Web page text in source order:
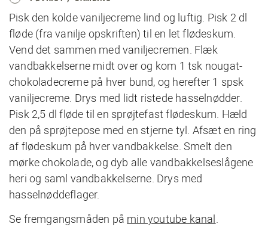
Pisk den kolde vaniljecreme lind og luftig. Pisk 2 dl
fløde (fra vanilje opskriften) til en let flødeskum.
Vend det sammen med vaniljecremen. Flæk
vandbakkelserne midt over og kom 1 tsk nougat-
chokoladecreme på hver bund, og herefter 1 spsk
vaniljecreme. Drys med lidt ristede hasselnødder.
Pisk 2,5 dl fløde til en sprøjtefast flødeskum. Hæld
den på sprøjtepose med en stjerne tyl. Afsæt en ring
af flødeskum på hver vandbakkelse. Smelt den
mørke chokolade, og dyb alle vandbakkelseslågene
heri og saml vandbakkelserne. Drys med
hasselnøddeflager.
Se fremgangsmåden på min youtube kanal.